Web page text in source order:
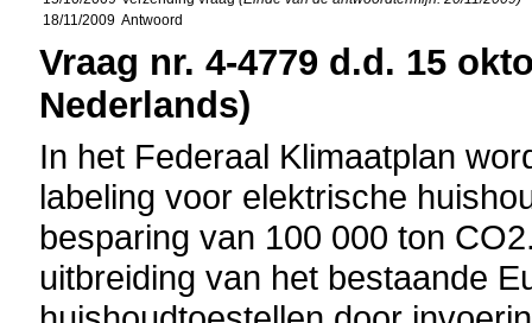
18/11/2009 Antwoord
Vraag nr. 4-4779 d.d. 15
Nederlands)
In het Federaal Klimaatplan
labeling voor elektrische
besparing van 100 000 ton
uitbreiding van het bestaande